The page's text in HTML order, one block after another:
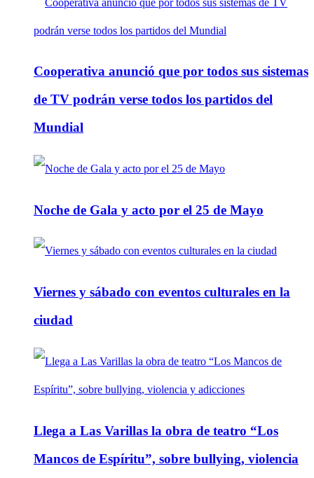
Cooperativa anunció que por todos sus sistemas
de TV podrán verse todos los partidos del
Mundial
Noche de Gala y acto por el 25 de Mayo
Viernes y sábado con eventos culturales en la
ciudad
Llega a Las Varillas la obra de teatro “Los
Mancos de Espíritu”, sobre bullying, violencia